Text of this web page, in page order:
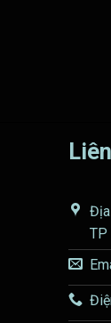
Địa
TP